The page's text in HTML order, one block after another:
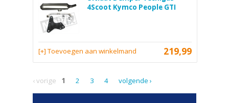
4Scoot Kymco People GTI
219,99
[+] Toevoegen aan winkelmand
‹ vorige 1 2 3 4 volgende ›